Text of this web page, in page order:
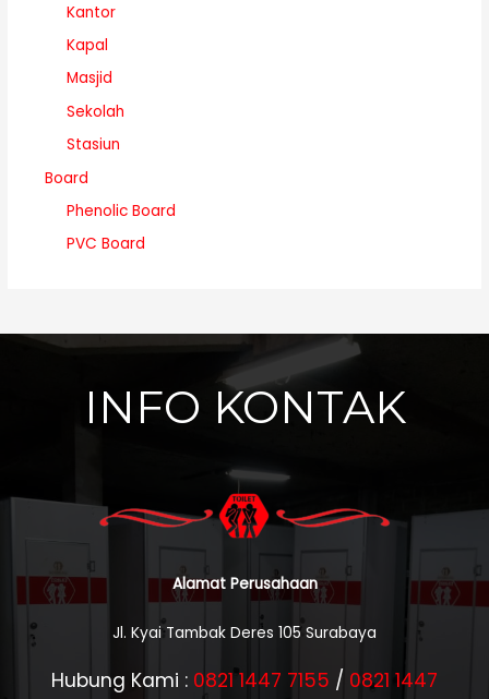
Kantor
Kapal
Masjid
Sekolah
Stasiun
Board
Phenolic Board
PVC Board
INFO KONTAK
Alamat Perusahaan
Jl. Kyai Tambak Deres 105 Surabaya
Hubung Kami : 0821 1447 7155 / 0821 1447